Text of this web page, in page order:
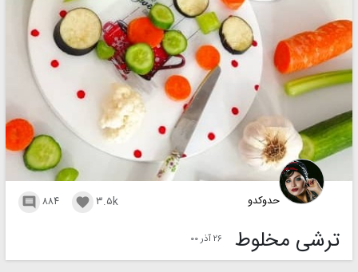
حدوکدو ۸۸۴  ۳.۵k 
ترشی مخلوط ۲۶ آذر ۰۰